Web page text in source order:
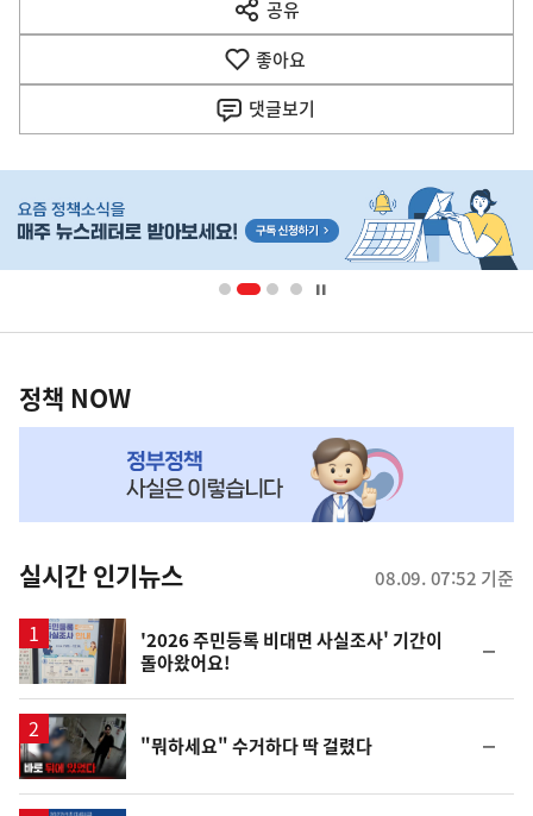
음
공유
열
기
좋아요
댓글보기
단
배
영
책
NOW,
뉴
스
정책 NOW
실시간 인기뉴스 08.09. 07:52 기준
'2026 주민등록 비대면 사실조사' 기간이
돌아왔어요!
일
영
상
"뭐하세요" 수거하다 딱 걸렸다
일